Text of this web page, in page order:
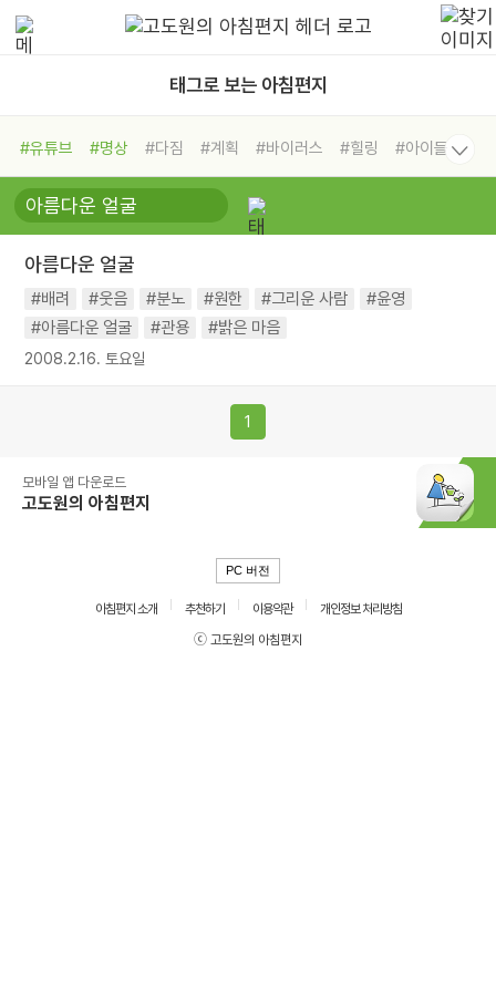
태그로 보는 아침편지
#유튜브 #명상 #다짐 #계획 #바이러스 #힐링
#아이들
#비전캠프
#독서캠프 #삶
#희망
#나눔 #친구 #링컨학교
#독서
#건강 #면역력
아름다운 얼굴
#배려 #웃음 #분노 #원한 #그리운 사람
#윤영
#아름다운 얼굴
#관용 #밝은 마음
2008.2.16. 토요일
1
모바일 앱 다운로드
고도원의 아침편지
PC 버전
아침편지 소개 추천하기 이용약관
개인정보 처리방침
ⓒ 고도원의 아침편지